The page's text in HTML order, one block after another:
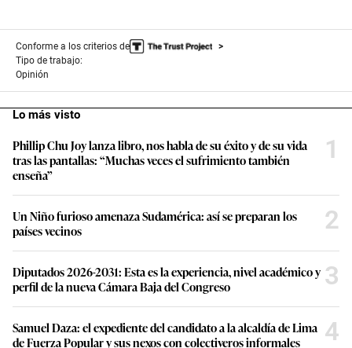
Conforme a los criterios de
Tipo de trabajo:
Opinión
Lo más visto
Phillip Chu Joy lanza libro, nos habla de su éxito y de su vida
tras las pantallas: “Muchas veces el sufrimiento también
enseña”
1
Un Niño furioso amenaza Sudamérica: así se preparan los
países vecinos
2
Diputados 2026-2031: Esta es la experiencia, nivel académico y
perfil de la nueva Cámara Baja del Congreso
3
Samuel Daza: el expediente del candidato a la alcaldía de Lima
de Fuerza Popular y sus nexos con colectiveros informales
4